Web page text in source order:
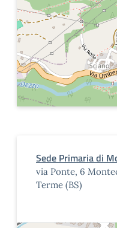
Sede Primaria di
via Ponte, 6
Terme (BS)